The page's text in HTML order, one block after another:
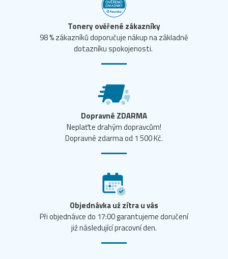
Tonery ověřené zákazníky
98 % zákazníků doporučuje nákup na základně
dotazníku spokojenosti.
Dopravné ZDARMA
Neplaťte drahým dopravcům!
Dopravné zdarma od 1 500 Kč.
Objednávka už zítra u vás
Při objednávce do 17:00 garantujeme doručení
již následující pracovní den.